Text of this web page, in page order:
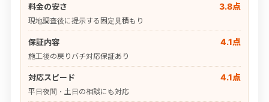
料金の安さ
3.8点
現地調査後に提示する固定見積もり
保証内容 4.1点
施工後の戻りバチ対応保証あり
対応スピード 4.1点
平日夜間・土日の相談にも対応